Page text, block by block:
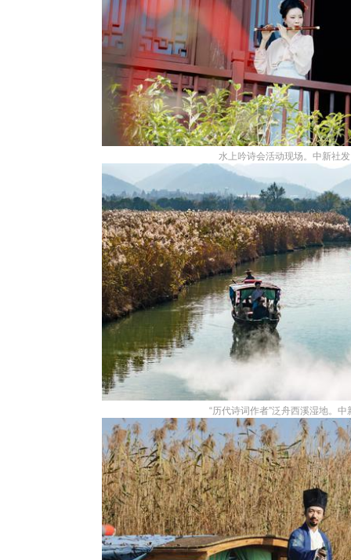
水上吟诗会活动现场。中新社
“历代诗词作者”泛舟西溪湿地。